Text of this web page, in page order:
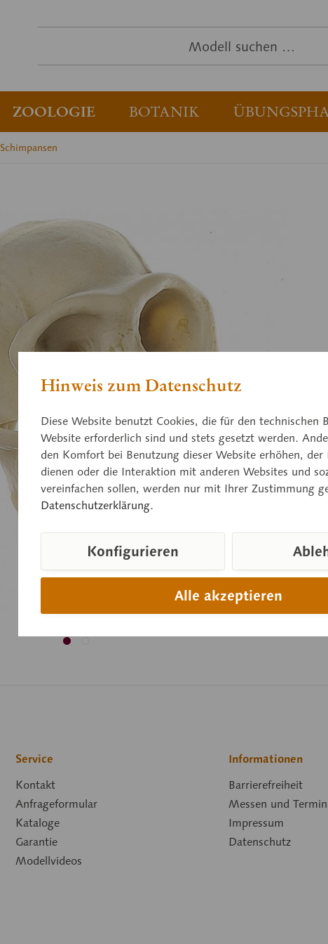
ZOOLOGIE BOTANIK
Schimpansen
Service
Kontakt
Anfrageformular
Kataloge
Garantie
Modellvideos
Informationen
Barrierefreiheit
Messen und
Impressum
Datenschutz
Hinweis zum Datenschutz
Diese Website benutzt Cookies, die für den technischen
Website erforderlich sind und stets gesetzt werden.
den Komfort bei Benutzung dieser Website erhöhen,
dienen oder die Interaktion mit anderen Websites und
vereinfachen sollen, werden nur mit Ihrer Zustimmung
Datenschutzerklärung.
Alle akzeptieren
Konfigurieren